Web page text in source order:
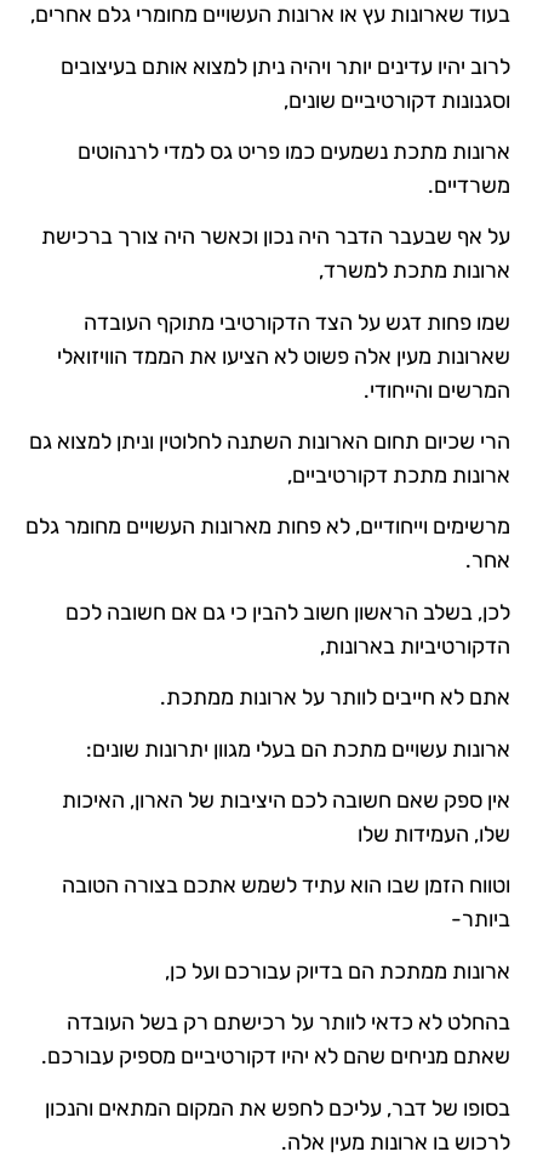
בעוד שארונות עץ או ארונות העשויים מחומרי גלם אחרים,
לרוב יהיו עדינים יותר ויהיה ניתן למצוא אותם בעיצובים
וסגנונות דקורטיביים שונים,
ארונות מתכת נשמעים כמו פריט גס למדי לרנהוטים
משרדיים.
על אף שבעבר הדבר היה נכון וכאשר היה צורך ברכישת
ארונות מתכת למשרד,
שמו פחות דגש על הצד הדקורטיבי מתוקף העובדה
שארונות מעין אלה פשוט לא הציעו את הממד הוויזואלי
המרשים והייחודי.
הרי שכיום תחום הארונות השתנה לחלוטין וניתן למצוא גם
ארונות מתכת דקורטיביים,
מרשימים וייחודיים, לא פחות מארונות העשויים מחומר גלם
אחר.
לכן, בשלב הראשון חשוב להבין כי גם אם חשובה לכם
הדקורטיביות בארונות,
אתם לא חייבים לוותר על ארונות ממתכת.
ארונות עשויים מתכת הם בעלי מגוון יתרונות שונים:
אין ספק שאם חשובה לכם היציבות של הארון, האיכות
שלו, העמידות שלו
וטווח הזמן שבו הוא עתיד לשמש אתכם בצורה הטובה
ביותר-
ארונות ממתכת הם בדיוק עבורכם ועל כן,
בהחלט לא כדאי לוותר על רכישתם רק בשל העובדה
שאתם מניחים שהם לא יהיו דקורטיביים מספיק עבורכם.
בסופו של דבר, עליכם לחפש את המקום המתאים והנכון
לרכוש בו ארונות מעין אלה.